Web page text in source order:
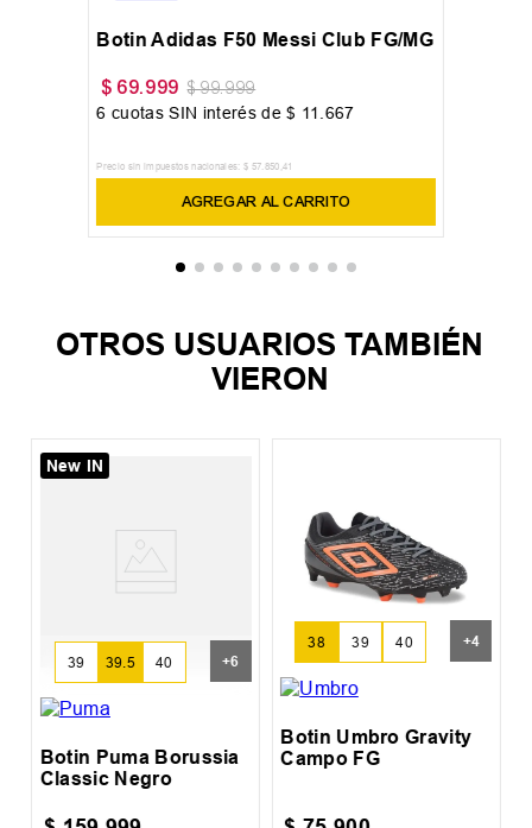
Botin Adidas F50 Messi Club FG/MG
$ 69.999 $ 99.999
6 cuotas SIN interés de$ 11 667
Precio sin impuestos nacionales: $ 57 850 41
AGREGAR AL CARRITO
OTROS USUARIOS TAMBIÉN
VIERON
New IN
39 39.5 40 +6
Botin Puma Borussia
Classic Negro
38 39 40 +4
Botin Umbro Gravity
Campo FG